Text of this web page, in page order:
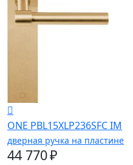
ONE PBL15XLP236SFC IM
дверная ручка на пластине
44 770 ₽